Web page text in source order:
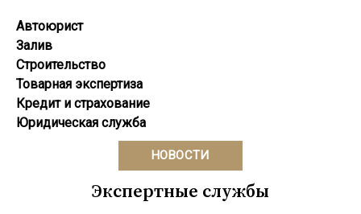
Автоюрист
Залив
Строительство
Товарная экспертиза
Кредит и страхование
Юридическая служба
НОВОСТИ
Экспертные службы